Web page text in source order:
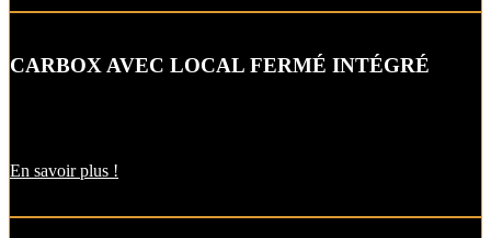
CARBOX AVEC LOCAL FERMÉ INTÉGRÉ
En savoir plus !